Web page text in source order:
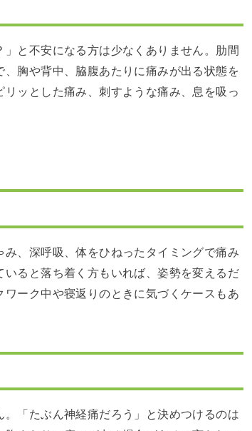
」と不安になる方は少なくありません。肋間
胸や背中、脇腹あたりに痛みが出る状態を
ッとした痛み、刺すような痛み、息を吸っ
み、深呼吸、体をひねったタイミングで痛み
ると落ち着く方もいれば、姿勢を変えるだ
ーク中や寝返りのときに気づくケースもあ
「たぶん神経痛だろう」と決めつけるのは